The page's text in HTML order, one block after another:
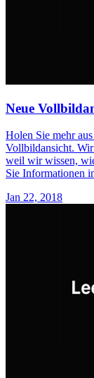
Neue
Holen Sie mehr
Vollbildansicht.
weil wir wissen,
Sie Informationen
Jan 22, 2018